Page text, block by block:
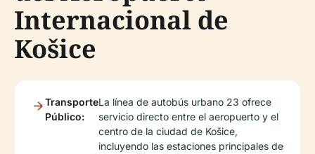
Internacional de
Košice
Transporte
Público:
La línea de autobús urbano 23 ofrece
servicio directo entre el aeropuerto y el
centro de la ciudad de Košice,
incluyendo las estaciones principales de